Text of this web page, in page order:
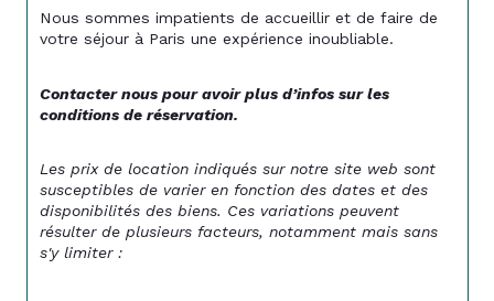
Nous sommes impatients de accueillir et de faire de
votre séjour à Paris une expérience inoubliable.
Contacter nous pour avoir plus d’infos sur les
conditions de réservation.
Les prix de location indiqués sur notre site web sont
susceptibles de varier en fonction des dates et des
disponibilités des biens. Ces variations peuvent
résulter de plusieurs facteurs, notamment mais sans
s'y limiter :